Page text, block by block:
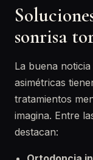
sonrisa
La buena
asimétricas
tratamientos
imagina. Entre
destacan: